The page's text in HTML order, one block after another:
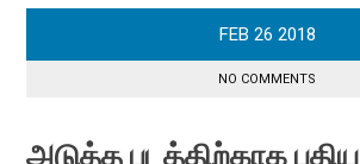
FEB 26 2018
NO COMMENTS
அடுத்த படத்திற்காக புதிய